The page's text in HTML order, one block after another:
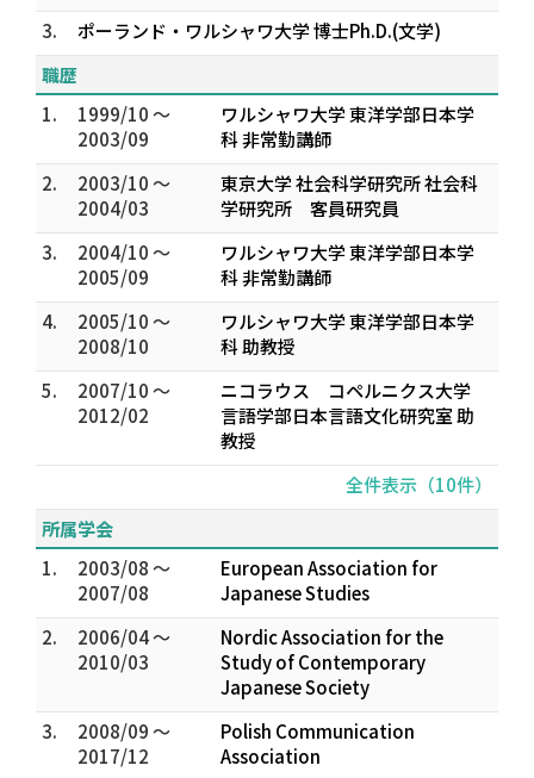
3.
ポーランド・ワルシャワ大学 博士Ph.D.(文学)
職歴
1.
1999/10 ～
2003/09
ワルシャワ大学 東洋学部日本学
科 非常勤講師
2.
2003/10 ～
2004/03
東京大学 社会科学研究所 社会科
学研究所 客員研究員
3.
2004/10 ～
2005/09
ワルシャワ大学 東洋学部日本学
科 非常勤講師
4.
2005/10 ～
2008/10
ワルシャワ大学 東洋学部日本学
科 助教授
5.
2007/10 ～
2012/02
ニコラウス コペルニクス大学
言語学部日本言語文化研究室 助
教授
全件表示（10件）
所属学会
1.
2003/08 ～
2007/08
European Association for
Japanese Studies
2.
2006/04 ～
2010/03
Nordic Association for the
Study of Contemporary
Japanese Society
3.
2008/09 ～
2017/12
Polish Communication
Association